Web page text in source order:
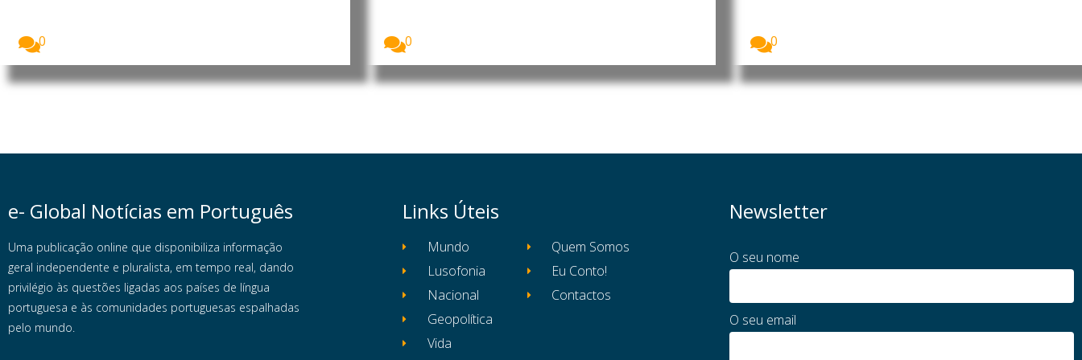
0
0
0
e- Global Notícias em Português
Uma publicação online que disponibiliza informação
geral independente e pluralista, em tempo real, dando
privilégio às questões ligadas aos países de língua
portuguesa e às comunidades portuguesas espalhadas
pelo mundo.
Links Úteis
Mundo
Lusofonia
Nacional
Geopolítica
Vida
Quem Somos
Eu Conto!
Contactos
Newsletter
O seu nome
O seu email